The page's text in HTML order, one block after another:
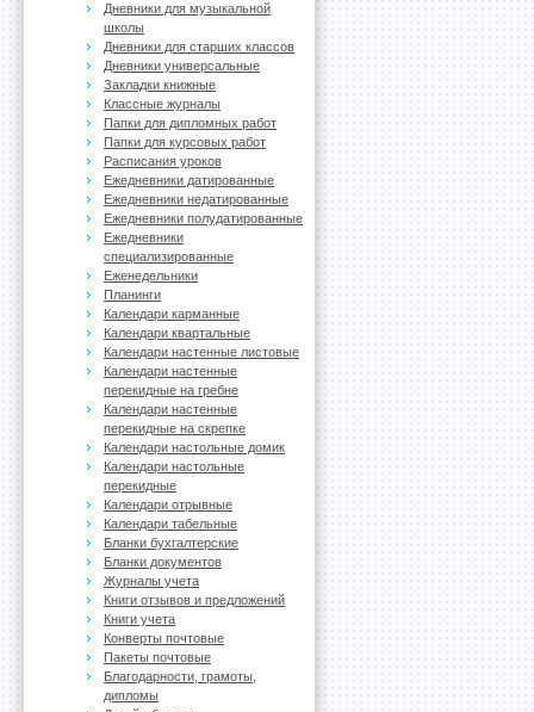
Дневники для музыкальной
школы
Дневники для старших классов
Дневники универсальные
Закладки книжные
Классные журналы
Папки для дипломных работ
Папки для курсовых работ
Расписания уроков
Ежедневники датированные
Ежедневники недатированные
Ежедневники полудатированные
Ежедневники
специализированные
Еженедельники
Планинги
Календари карманные
Календари квартальные
Календари настенные листовые
Календари настенные
перекидные на гребне
Календари настенные
перекидные на скрепке
Календари настольные домик
Календари настольные
перекидные
Календари отрывные
Календари табельные
Бланки бухгалтерские
Бланки документов
Журналы учета
Книги отзывов и предложений
Книги учета
Конверты почтовые
Пакеты почтовые
Благодарности, грамоты,
дипломы